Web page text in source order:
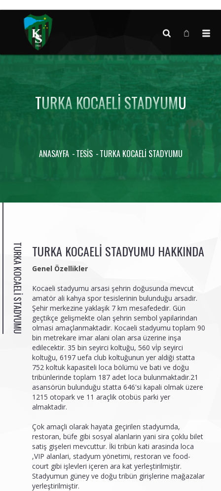
TURKA KOCAELI STADYUMU
ANASAYFA TESIS TURKA KOCAELI STADYUMU
TURKA KOCAELI STADYUMU TURKA KOCAELI STADYUMU HAKKINDA
Genel Özellikler
Kocaeli stadyumu arsasi şehrin doğusunda mevcut
amatör ali kahya spor tesislerinin bulunduğu arsadir.
Şehir merkezine yaklaşik 7 km mesafededir. Gün
geçtikçe gelişmekte olan şehrin sembol yapilarindan
olmasi amaçlanmaktadir. Kocaeli stadyumu toplam 90
bin metrekare imar alani olan arsa üzerine inşa
edilecektir. 35 bin seyirci koltuğu, 560 vİp seyirci
koltuğu, 6197 uefa club koltuğunun yer aldiği statta
752 koltuk kapasiteli loca bölümü ve bati ve doğu
tribünlerinde toplam 187 adet loca bulunmaktadir.21
asansörün bulunduğu statta 646'si kapali olmak üzere
1215 otopark ve 11 araçlik otobüs parki yer
almaktadir.
Çok amaçli olarak hayata geçirilen stadyumda,
restoran, büfe gibi sosyal alanlarin yani sira çoklu bilet
satiş gişeleri mevcuttur. İki tribün kati arasinda loca
,VIP alanlari, stadyum yönetimi, restoran ve food-
court gibi işlevleri içeren ara kat yerleştirilmiştir.
Stadyumun güney ve doğu tribün girişlerine mağazalar
yerleştirilmiştir.